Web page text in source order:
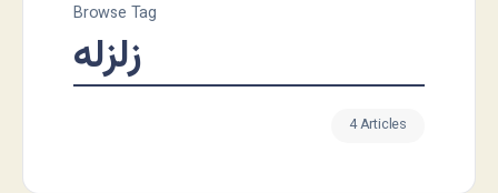
Browse Tag
زلزله
4 Articles